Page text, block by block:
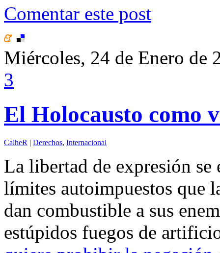
Comentar este post
Miércoles, 24 de Enero de
3
El Holocausto como
CalheR | Derechos, Internacional
La libertad de expresión se
límites autoimpuestos que
dan combustible a sus
estúpidos fuegos de